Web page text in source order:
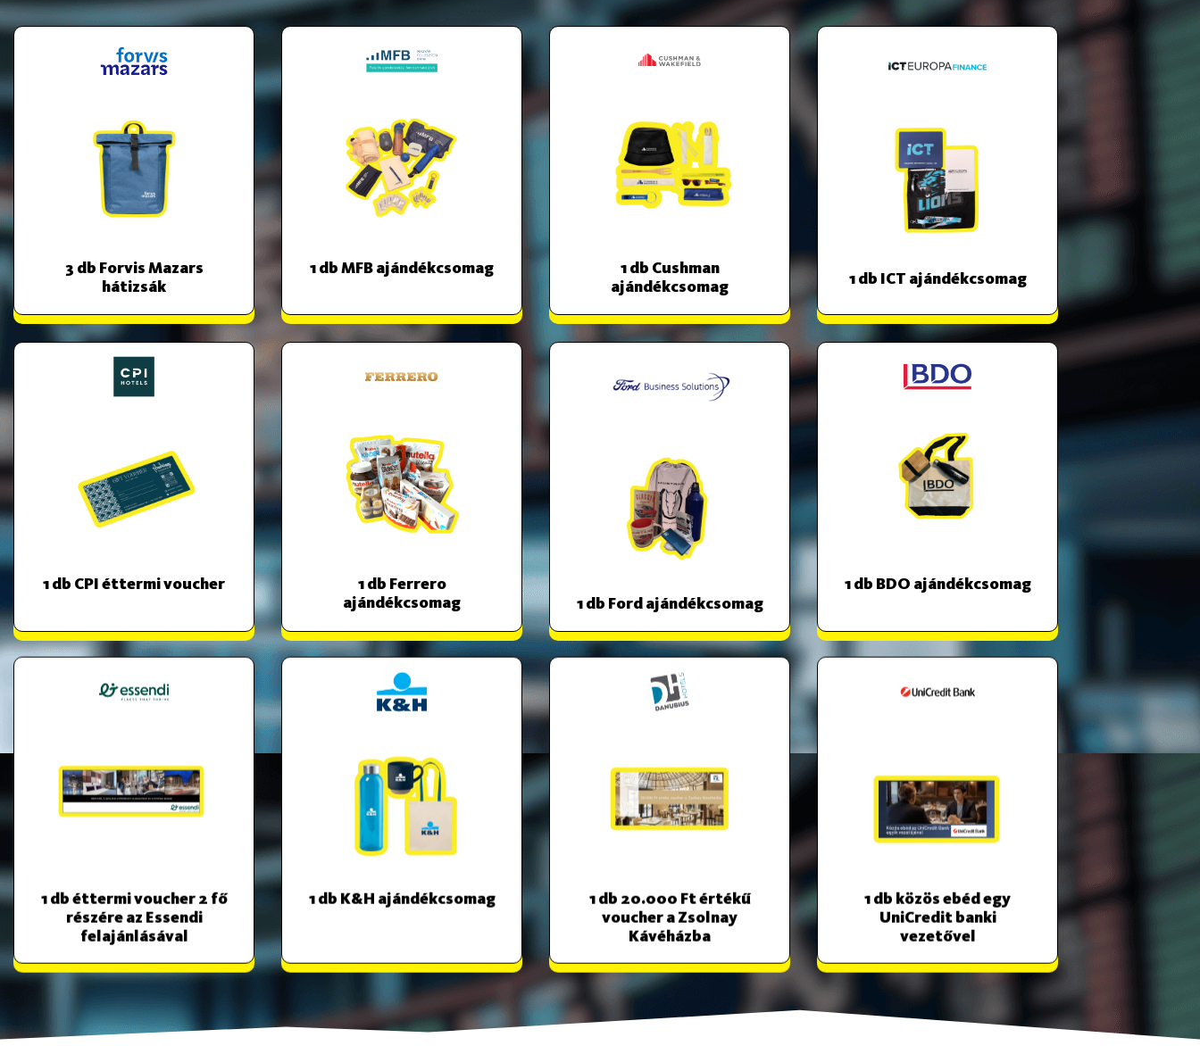
3 db Forvis Mazars
hátizsák
1 db MFB ajándékcsomag
1 db Cushman
ajándékcsomag
1 db ICT ajándékcsomag
1 db CPI éttermi voucher
1 db Ferrero
ajándékcsomag
1 db Ford ajándékcsomag
1 db BDO ajándékcsomag
1 db éttermi voucher 2 fő
részére az Essendi
felajánlásával
1 db K&H ajándékcsomag 1 db 20.000 Ft értékű
voucher a Zsolnay
Kávéházba
1 db közös ebéd egy
UniCredit banki
vezetővel